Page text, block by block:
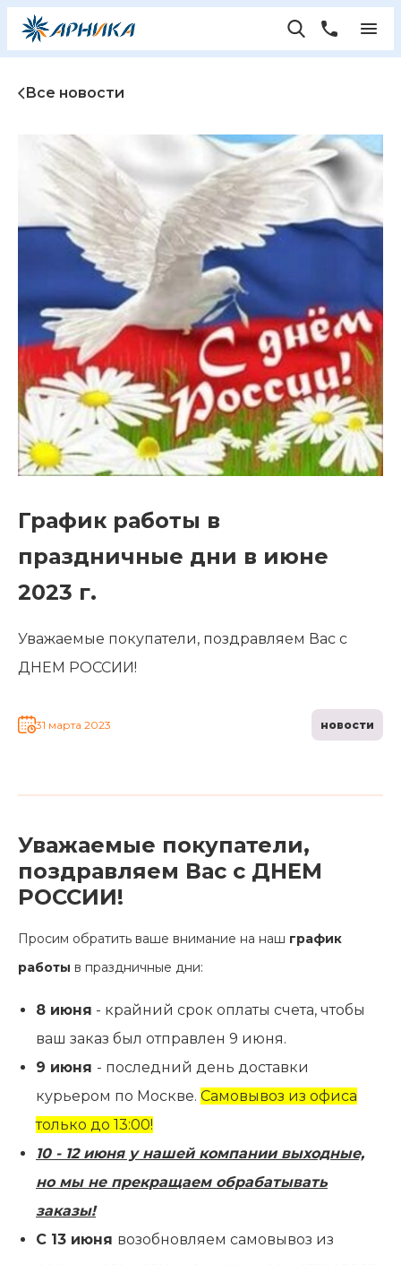
Каталог
Как купить
Все новости
График работы в
праздничные дни в июне
2023 г.
Уважаемые покупатели, поздравляем Вас с
ДНЕМ РОССИИ!
31 марта 2023 новости
Уважаемые покупатели,
поздравляем Вас с ДНЕМ
РОССИИ!
Просим обратить ваше внимание на наш график
работы в праздничные дни:
8 июня - крайний срок оплаты счета, чтобы
ваш заказ был отправлен 9 июня.
9 июня - последний день доставки
курьером по Москве. Самовывоз из офиса
только до 13:00!
10 - 12 июня у нашей компании выходные,
но мы не прекращаем обрабатывать
заказы!
С 13 июня возобновляем самовывоз из